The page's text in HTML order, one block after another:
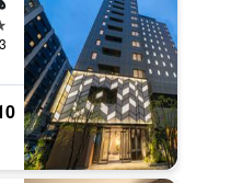
3 نجوم